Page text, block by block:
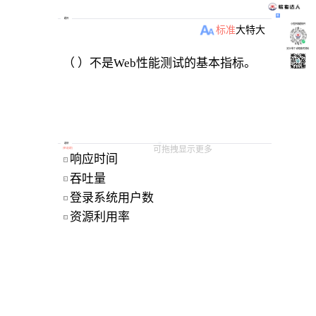
题目
标准大特大
（ ）不是Web性能测试的基本指标。
可拖拽显示更多
选项
单选题
A 响应时间
B 吞吐量
C 登录系统用户数
D 资源利用率
小程序刷题软件
关注“柴丁”获取备考资料